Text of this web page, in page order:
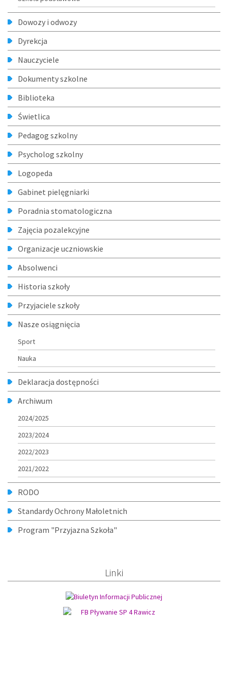
Dowozy i odwozy
Dyrekcja
Nauczyciele
Dokumenty szkolne
Biblioteka
Świetlica
Pedagog szkolny
Psycholog szkolny
Logopeda
Gabinet pielęgniarki
Poradnia stomatologiczna
Zajęcia pozalekcyjne
Organizacje uczniowskie
Absolwenci
Historia szkoły
Przyjaciele szkoły
Nasze osiągnięcia
Sport
Nauka
Deklaracja dostępności
Archiwum
2024/2025
2023/2024
2022/2023
2021/2022
RODO
Standardy Ochrony Małoletnich
Program "Przyjazna Szkoła"
Linki